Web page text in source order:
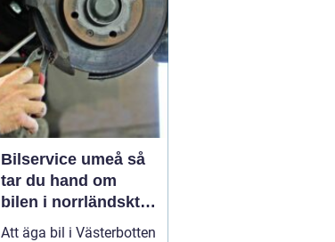
Bilservice umeå så
tar du hand om
bilen i norrländskt
klimat
Att äga bil i Västerbotten